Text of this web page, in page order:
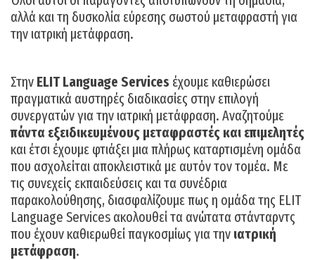
αλλά και τη δυσκολία εύρεσης σωστού μεταφραστή για
την ιατρική μετάφραση.
Στην ELIT Language Services έχουμε καθιερώσει
πραγματικά αυστηρές διαδικασίες στην επιλογή
συνεργατών για την ιατρική μετάφραση. Αναζητούμε
πάντα εξειδικευμένους μεταφραστές και επιμελητές
και έτσι έχουμε φτιάξει μια πλήρως καταρτισμένη ομάδα
που ασχολείται αποκλειστικά με αυτόν τον τομέα. Με
τις συνεχείς εκπαιδεύσεις και τα συνέδρια
παρακολούθησης, διασφαλίζουμε πως η ομάδα της ELIT
Language Services ακολουθεί τα ανώτατα στάνταρντς
που έχουν καθιερωθεί παγκοσμίως για την ιατρική
μετάφραση.